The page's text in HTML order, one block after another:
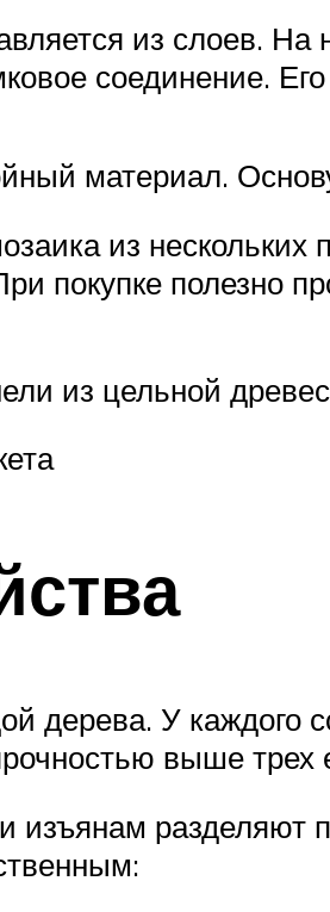
из слоев.
соединение.
материал.
из
покупке полезно
из цельной
дерева. У каждого
выше трех
изъянам